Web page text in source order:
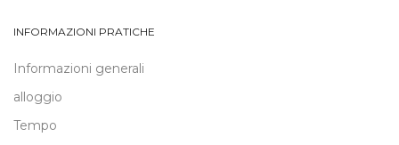
INFORMAZIONI PRATICHE
Informazioni generali
alloggio
Tempo